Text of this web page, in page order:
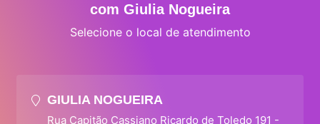
com Giulia Nogueira
Selecione o local de atendimento
GIULIA NOGUEIRA
Rua Capitão Cassiano Ricardo de Toledo 191 -